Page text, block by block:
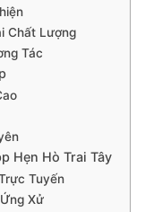
Chất Lượng
Tác
Hẹn Hò Trai Tây
Tuyến
Xử